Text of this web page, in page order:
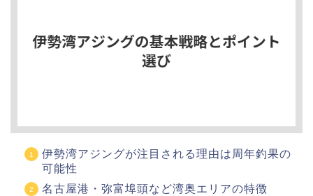
伊勢湾アジングが注目される理由は周年釣果の
可能性
名古屋港・弥富埠頭など湾奥エリアの特徴